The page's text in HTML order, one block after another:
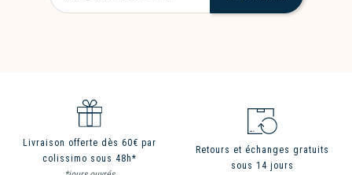
Livraison offerte dès 60€ par
colissimo sous 48h*
Retours et échanges gratuits
sous 14 jours